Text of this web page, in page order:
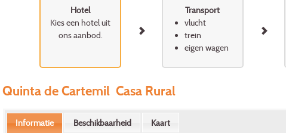
Hotel
Kies een hotel uit
ons aanbod.
Transport
vlucht
trein
eigen wagen
Quinta de Cartemil Casa Rural
Informatie Beschikbaarheid Kaart